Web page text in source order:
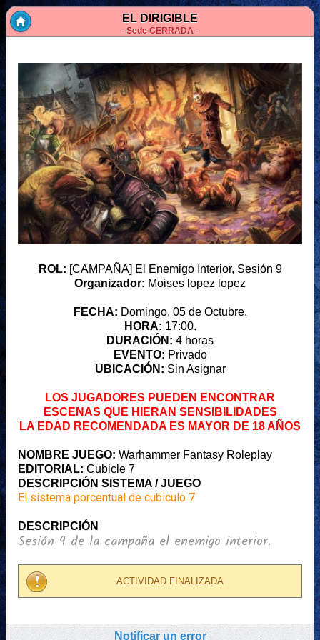
EL DIRIGIBLE
- Sede CERRADA -
ROL: [CAMPAÑA] El Enemigo Interior, Sesión 9
Organizador: Moises lopez lopez
FECHA: Domingo, 05 de Octubre.
HORA: 17:00.
DURACIÓN: 4 horas
EVENTO: Privado
UBICACIÓN: Sin Asignar
LOS JUGADORES PUEDEN ENCONTRAR
ESCENAS QUE HIERAN SENSIBILIDADES
LA EDAD RECOMENDADA ES MAYOR DE 18 AÑOS
NOMBRE JUEGO: Warhammer Fantasy Roleplay
EDITORIAL: Cubicle 7
DESCRIPCIÓN SISTEMA / JUEGO
El sistema porcentual de cubiculo 7
DESCRIPCIÓN
Sesión 9 de la campaña el enemigo interior.
ACTIVIDAD FINALIZADA
Notificar un error